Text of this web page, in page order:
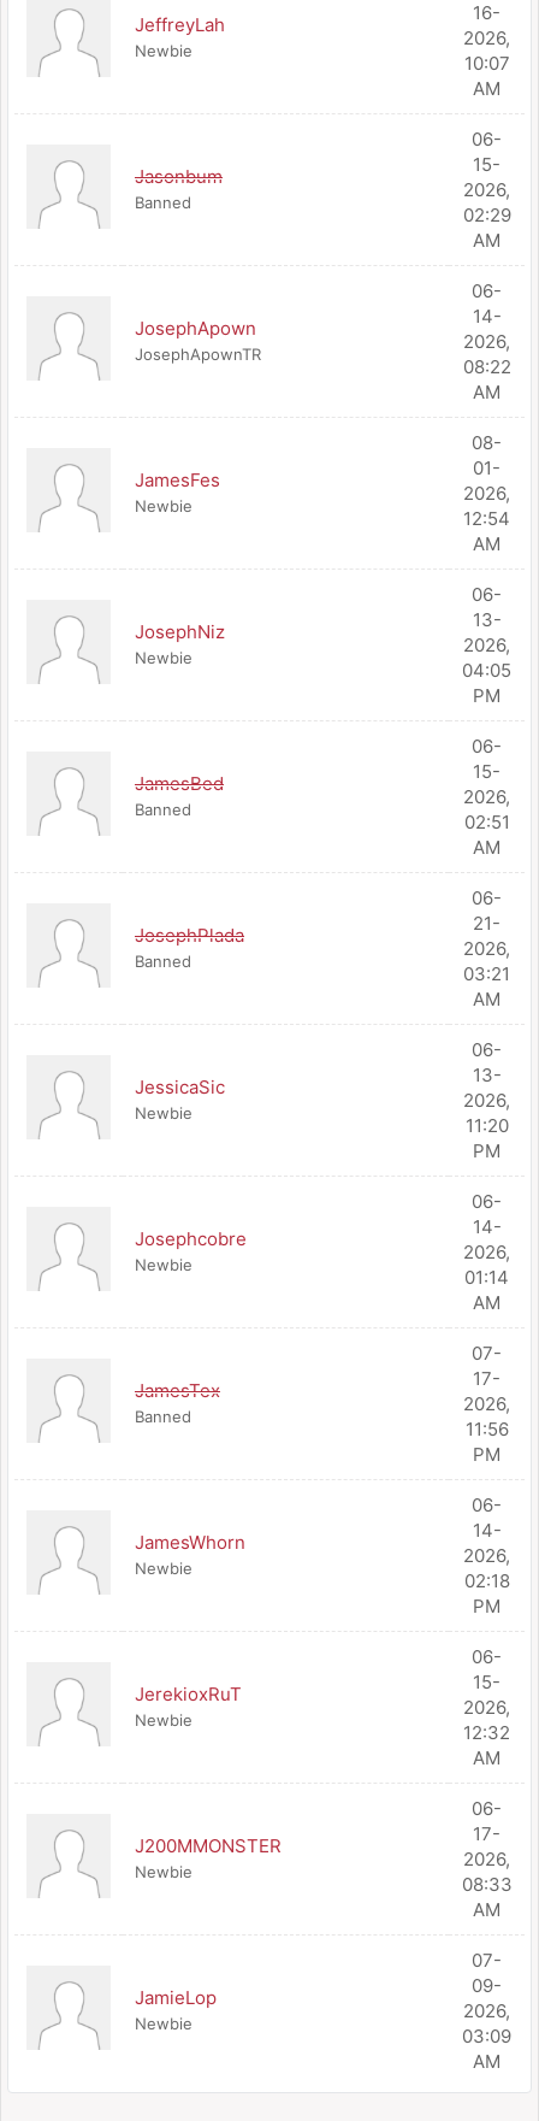
JeffreyLah
Newbie
16-
2026,
10:07
AM
Jasonbum
Banned
06-
15-
2026,
02:29
AM
JosephApown
JosephApownTR
06-
14-
2026,
08:22
AM
JamesFes
Newbie
08-
01-
2026,
12:54
AM
JosephNiz
Newbie
06-
13-
2026,
04:05
PM
JamesBed
Banned
06-
15-
2026,
02:51
AM
JosephPlada
Banned
06-
21-
2026,
03:21
AM
JessicaSic
Newbie
06-
13-
2026,
11:20
PM
Josephcobre
Newbie
06-
14-
2026,
01:14
AM
JamesTex
Banned
07-
17-
2026,
11:56
PM
JamesWhorn
Newbie
06-
14-
2026,
02:18
PM
JerekioxRuT
Newbie
06-
15-
2026,
12:32
AM
J200MMONSTER
Newbie
06-
17-
2026,
08:33
AM
JamieLop
Newbie
07-
09-
2026,
03:09
AM